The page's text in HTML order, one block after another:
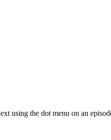
using the dot menu on an